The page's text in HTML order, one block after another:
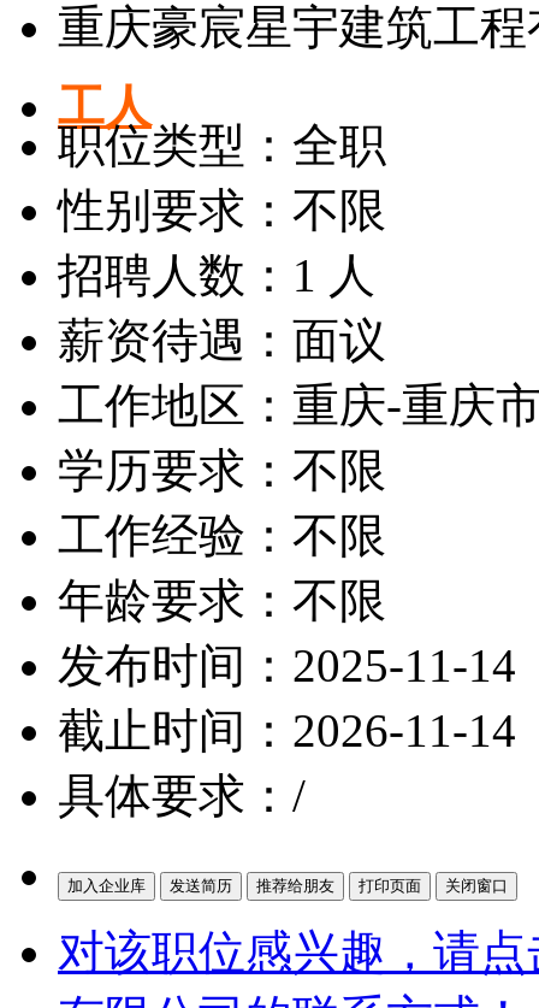
重庆豪宸星宇建筑工
工人
职位类型：全职
性别要求：不限
招聘人数：1 人
薪资待遇：面议
工作地区：重庆-重庆
学历要求：不限
工作经验：不限
年龄要求：不限
发布时间：2025-11-14
截止时间：2026-11-14
具体要求：/
对该职位感兴趣，请